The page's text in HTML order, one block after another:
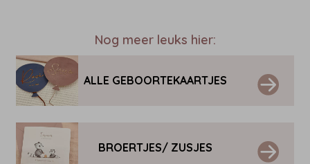
Nog meer leuks hier:
ALLE GEBOORTEKAARTJES
BROERTJES/ ZUSJES